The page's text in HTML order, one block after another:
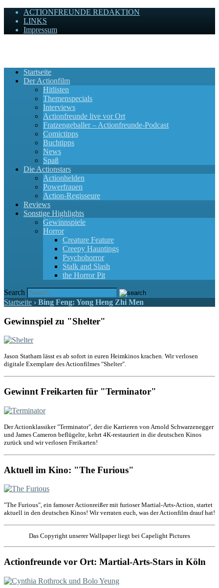
ACTIONFREUNDE REDAKTION
LINKS
Impressum
Startseite
Der Actionfilm
Hitlisten
Themenspecials
Interviews
Actionfreunde live vor Ort
Fratzengeballer – Actionfreunde-Podcast
Comictipps
Buchtipps
News
Spaß
Die Actionstars
Actionhelden
Powerfrauen
Action-Regisseure
Reviews
Sonstige Highlights
Gewinnspiele
Horror
Creature Feature
Creepy Hauntings
Psychohorror
Stalk and Slash
the Horror Pit
Search
Startseite › Bing Feng: Yong Heng Zhi Men
Gewinnspiel zu "Shelter"
Jason Statham lässt es ab sofort in euren Heimkinos krachen. Wir verlosen
digitale Exemplare des Actionfilmes "Shelter".
Gewinnt Freikarten für "Terminator"
Der Actionklassiker "Terminator", der die Karrieren von Arnold Schwarzenegger
und James Cameron beflügelte, kehrt 4K-restauriert in die deutschen Kinos
zurück und wir verlosen Freikarten!
Aktuell im Kino: "The Furious"
"The Furious", ein famoser Actionreißer mit furioser Martial-Arts-Action, startet
aktuell in den deutschen Kinos! Wir verraten euch, was der Actionfilm drauf hat!
Das Copyright unserer Wallpaper liegt bei Capelight Pictures
Actionfreunde vor Ort: Martial-Arts-Stars in Köln